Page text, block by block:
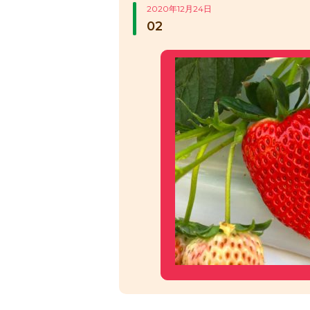
2020年12月24日
02